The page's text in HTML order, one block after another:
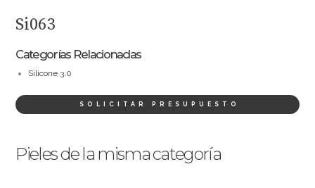
Si063
Categorías Relacionadas
Silicone 3.0
SOLICITAR PRESUPUESTO
Pieles de la misma categoría